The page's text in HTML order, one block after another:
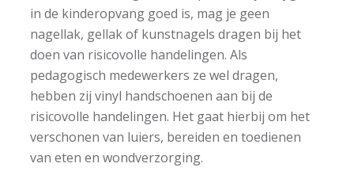
in de kinderopvang goed is, mag je geen
nagellak, gellak of kunstnagels dragen bij het
doen van risicovolle handelingen. Als
pedagogisch medewerkers ze wel dragen,
hebben zij vinyl handschoenen aan bij de
risicovolle handelingen. Het gaat hierbij om het
verschonen van luiers, bereiden en toedienen
van eten en wondverzorging.